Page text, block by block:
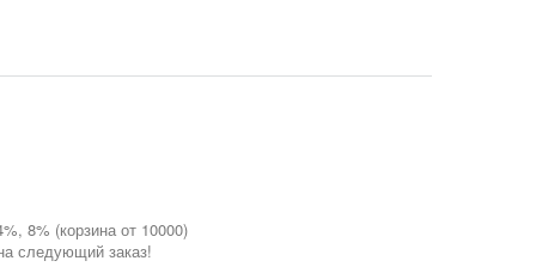
8% (корзина от 10000)
следующий заказ!